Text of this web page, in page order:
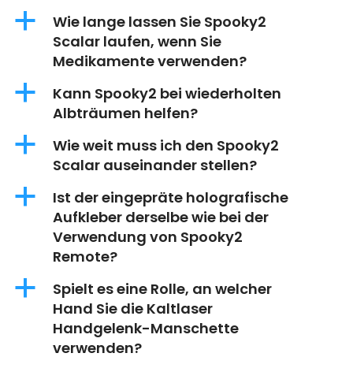
a
Wie lange lassen Sie Spooky2
Scalar laufen, wenn Sie
Medikamente verwenden?
a
Kann Spooky2 bei wiederholten
Albträumen helfen?
a
Wie weit muss ich den Spooky2
Scalar auseinander stellen?
a
Ist der eingepräte holografische
Aufkleber derselbe wie bei der
Verwendung von Spooky2
Remote?
a
Spielt es eine Rolle, an welcher
Hand Sie die Kaltlaser
Handgelenk-Manschette
verwenden?